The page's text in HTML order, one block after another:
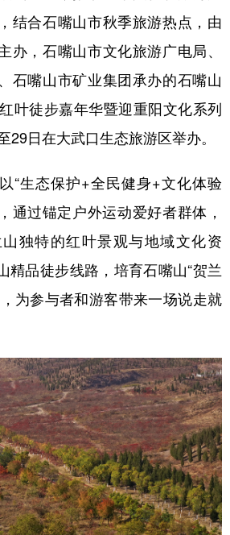
结合石嘴山市秋季旅游热点，由
办，石嘴山市文化旅游广电局、
石嘴山市矿业集团承办的石嘴山
叶徒步嘉年华暨迎重阳文化系列
29日在大武口生态旅游区举办。
生态保护+全民健身+文化体验
通过锚定户外运动爱好者群体，
独特的红叶景观与地域文化资
精品徒步线路，培育石嘴山“贺兰
为参与者和游客带来一场说走就